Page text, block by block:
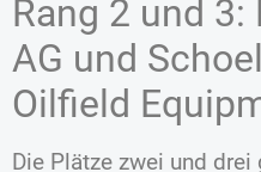
Rang 2 und
AG und
Oilfield
Die Plätze zwei und